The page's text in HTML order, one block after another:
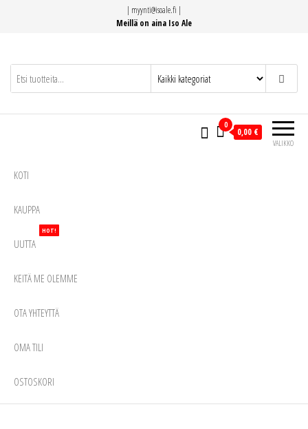
| myynti@isoale.fi |
Meillä on aina Iso Ale
VALIKKO
0
0,00 €
KOTI
KAUPPA
UUTTA
HOT!
KEITÄ ME OLEMME
OTA YHTEYTTÄ
OMA TILI
OSTOSKORI